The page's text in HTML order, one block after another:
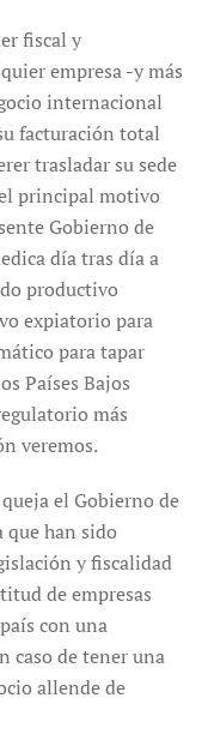
fiscal y
empresa -y más
internacional
facturación total
trasladar su sede
principal motivo
Gobierno de
día tras día a
productivo
expiatorio para
para tapar
Países Bajos
más
veremos.
el Gobierno de
que han sido
y fiscalidad
de empresas
con una
caso de tener una
allende de